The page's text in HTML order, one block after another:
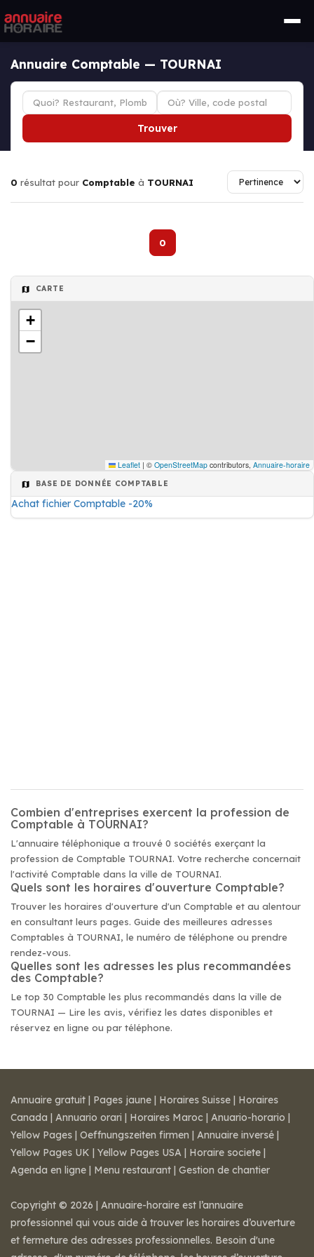
Annuaire Comptable — TOURNAI
Trouver
0 résultat pour Comptable à TOURNAI
0
CARTE
+
−
Leaflet | © OpenStreetMap contributors, Annuaire-horaire
BASE DE DONNÉE COMPTABLE
Achat fichier Comptable -20%
Combien d'entreprises exercent la profession de
Comptable à TOURNAI?
L'annuaire téléphonique a trouvé 0 sociétés exerçant la
profession de Comptable TOURNAI. Votre recherche concernait
l'activité Comptable dans la ville de TOURNAI.
Quels sont les horaires d'ouverture Comptable?
Trouver les horaires d'ouverture d'un Comptable et au alentour
en consultant leurs pages. Guide des meilleures adresses
Comptables à TOURNAI, le numéro de téléphone ou prendre
rendez-vous.
Quelles sont les adresses les plus recommandées
des Comptable?
Le top 30 Comptable les plus recommandés dans la ville de
TOURNAI — Lire les avis, vérifiez les dates disponibles et
réservez en ligne ou par téléphone.
Annuaire gratuit | Pages jaune | Horaires Suisse | Horaires
Canada | Annuario orari | Horaires Maroc | Anuario-horario |
Yellow Pages | Oeffnungszeiten firmen | Annuaire inversé |
Yellow Pages UK | Yellow Pages USA | Horaire societe |
Agenda en ligne | Menu restaurant | Gestion de chantier
Copyright © 2026 | Annuaire-horaire est l’annuaire
professionnel qui vous aide à trouver les horaires d’ouverture
et fermeture des adresses professionnelles. Besoin d'une